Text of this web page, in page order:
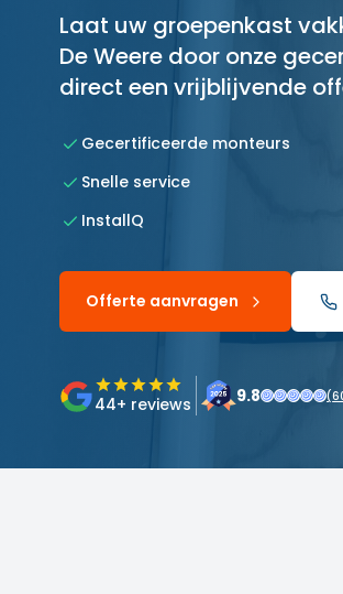
Laat uw groepenkast
De Weere door onze
direct een vrijblijvende
Gecertificeerde monteurs
Snelle service
InstallQ
Offerte aanvragen
44+ reviews 9.8 (